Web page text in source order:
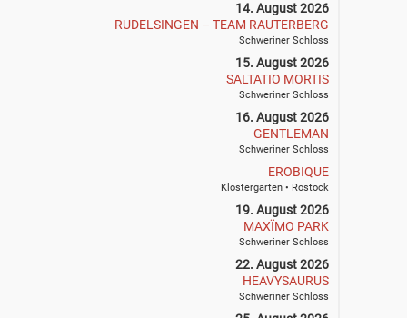
14. August 2026
RUDELSINGEN – TEAM RAUTERBERG
Schweriner Schloss
15. August 2026
SALTATIO MORTIS
Schweriner Schloss
16. August 2026
GENTLEMAN
Schweriner Schloss
EROBIQUE
Klostergarten • Rostock
19. August 2026
MAXÏMO PARK
Schweriner Schloss
22. August 2026
HEAVYSAURUS
Schweriner Schloss